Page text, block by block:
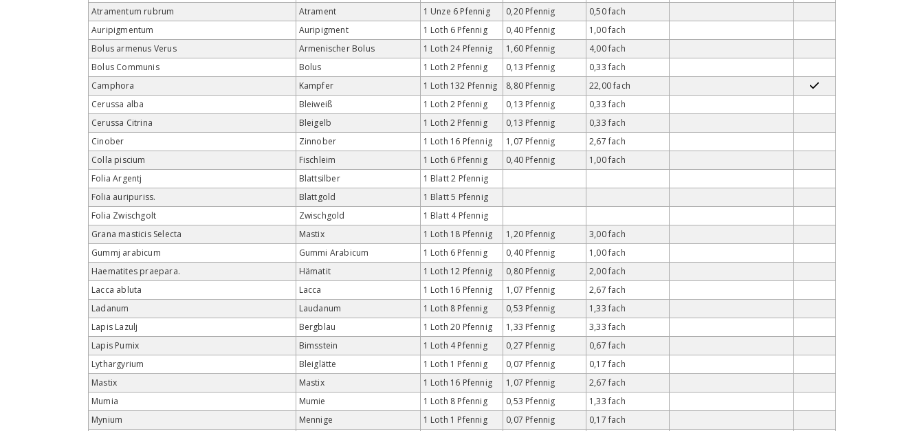
Atramentum rubrum
Atrament 1 Unze 6 Pfennig 0,20 Pfennig
0,50 fach
Auripigmentum
Auripigment 1 Loth 6 Pfennig 0,40 Pfennig
1,00 fach
Bolus armenus Verus
Armenischer Bolus 1 Loth 24 Pfennig 1,60 Pfennig
4,00 fach
Bolus Communis
Bolus 1 Loth 2 Pfennig 0,13 Pfennig
0,33 fach
Camphora
Kampfer 1 Loth 132 Pfennig 8,80 Pfennig
22,00 fach
Cerussa alba
Bleiweiß 1 Loth 2 Pfennig 0,13 Pfennig
0,33 fach
Cerussa Citrina
Bleigelb 1 Loth 2 Pfennig 0,13 Pfennig
0,33 fach
Cinober
Zinnober 1 Loth 16 Pfennig 1,07 Pfennig
2,67 fach
Colla piscium
Fischleim 1 Loth 6 Pfennig 0,40 Pfennig
1,00 fach
Folia Argentj
Blattsilber
1 Blatt 2 Pfennig
Folia auripuriss.
Blattgold
1 Blatt 5 Pfennig
Folia Zwischgolt
Zwischgold
1 Blatt 4 Pfennig
Grana masticis Selecta
Mastix 1 Loth 18 Pfennig 1,20 Pfennig
3,00 fach
Gummj arabicum
Gummi Arabicum 1 Loth 6 Pfennig 0,40 Pfennig
1,00 fach
Haematites praepara.
Hämatit 1 Loth 12 Pfennig 0,80 Pfennig
2,00 fach
Lacca abluta
Lacca 1 Loth 16 Pfennig 1,07 Pfennig
2,67 fach
Ladanum
Laudanum 1 Loth 8 Pfennig 0,53 Pfennig
1,33 fach
Lapis Lazulj
Bergblau 1 Loth 20 Pfennig 1,33 Pfennig
3,33 fach
Lapis Pumix
Bimsstein 1 Loth 4 Pfennig 0,27 Pfennig
0,67 fach
Lythargyrium
Bleiglätte 1 Loth 1 Pfennig 0,07 Pfennig
0,17 fach
Mastix
Mastix 1 Loth 16 Pfennig 1,07 Pfennig
2,67 fach
Mumia
Mumie 1 Loth 8 Pfennig 0,53 Pfennig
1,33 fach
Mynium
Mennige 1 Loth 1 Pfennig 0,07 Pfennig
0,17 fach